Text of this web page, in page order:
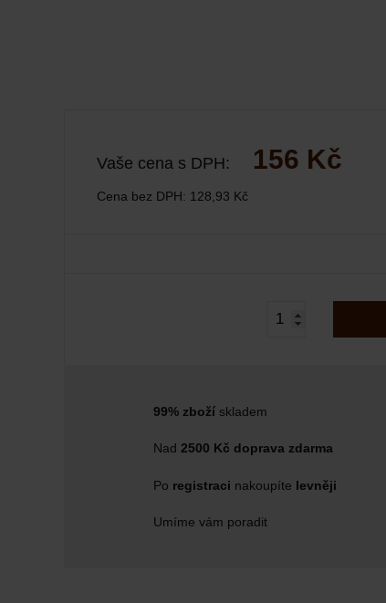
Vaše cena s DPH: 156 Kč
Cena bez DPH: 128,93 Kč
99% zbožískladem
Nad 2500 Kč doprava zdarma
Po registraci nakoupíte levněji
Umíme vám poradit